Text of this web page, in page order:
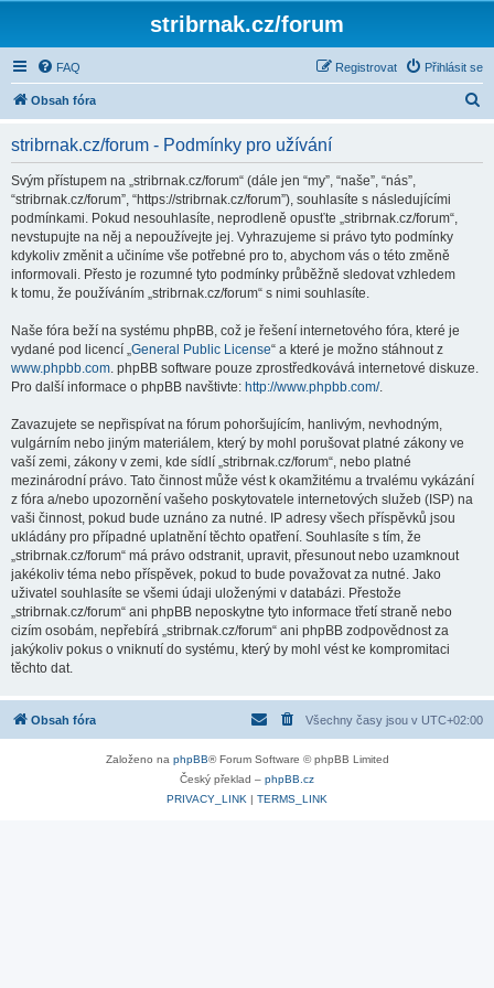
stribrnak.cz/forum
FAQ Přihlásit se
Registrovat
Obsah fóra
stribrnak.cz/forum - Podmínky pro užívání
Svým přístupem na „stribrnak.cz/forum“ (dále jen “my”, “naše”, “nás”,
“stribrnak.cz/forum”, “https://stribrnak.cz/forum”), souhlasíte s následujícími
podmínkami. Pokud nesouhlasíte, neprodleně opusťte „stribrnak.cz/forum“,
nevstupujte na něj a nepoužívejte jej. Vyhrazujeme si právo tyto podmínky
kdykoliv změnit a učiníme vše potřebné pro to, abychom vás o této změně
informovali. Přesto je rozumné tyto podmínky průběžně sledovat vzhledem
k tomu, že používáním „stribrnak.cz/forum“ s nimi souhlasíte.
Naše fóra beží na systému phpBB, což je řešení internetového fóra, které je
vydané pod licencí „General Public License“ a které je možno stáhnout z
www.phpbb.com. phpBB software pouze zprostředkovává internetové diskuze.
Pro další informace o phpBB navštivte: http://www.phpbb.com/.
Zavazujete se nepřispívat na fórum pohoršujícím, hanlivým, nevhodným,
vulgárním nebo jiným materiálem, který by mohl porušovat platné zákony ve
vaší zemi, zákony v zemi, kde sídlí „stribrnak.cz/forum“, nebo platné
mezinárodní právo. Tato činnost může vést k okamžitému a trvalému vykázání
z fóra a/nebo upozornění vašeho poskytovatele internetových služeb (ISP) na
vaši činnost, pokud bude uznáno za nutné. IP adresy všech příspěvků jsou
ukládány pro případné uplatnění těchto opatření. Souhlasíte s tím, že
„stribrnak.cz/forum“ má právo odstranit, upravit, přesunout nebo uzamknout
jakékoliv téma nebo příspěvek, pokud to bude považovat za nutné. Jako
uživatel souhlasíte se všemi údaji uloženými v databázi. Přestože
„stribrnak.cz/forum“ ani phpBB neposkytne tyto informace třetí straně nebo
cizím osobám, nepřebírá „stribrnak.cz/forum“ ani phpBB zodpovědnost za
jakýkoliv pokus o vniknutí do systému, který by mohl vést ke kompromitaci
těchto dat.
Obsah fóra Všechny časy jsou v UTC+02:00
Založeno na phpBB® Forum Software © phpBB Limited
Český překlad – phpBB.cz
PRIVACY_LINK | TERMS_LINK